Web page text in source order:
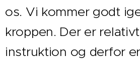
os. Vi kommer godt
kroppen. Der er
instruktion og derfor